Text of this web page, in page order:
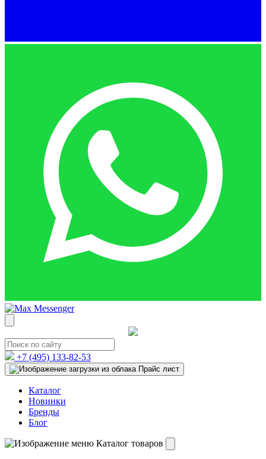
+7 (495) 133-82-53
Прайс лист
Каталог
Новинки
Бренды
Блог
Каталог товаров